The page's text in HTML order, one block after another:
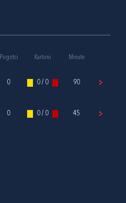
Pogotci Kartoni Minute
0 0 / 0 90
0 0 / 0 45